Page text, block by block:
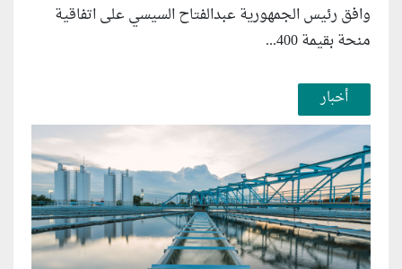
وافق رئيس الجمهورية عبدالفتاح السيسي على اتفاقية
منحة بقيمة 400...
أخبار